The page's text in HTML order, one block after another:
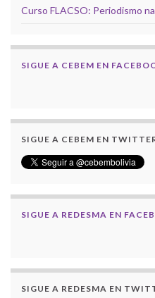
Curso FLACSO: Periodismo
SIGUE A CEBEM EN
SIGUE A CEBEM EN
SIGUE A REDESMA EN
SIGUE A REDESMA EN